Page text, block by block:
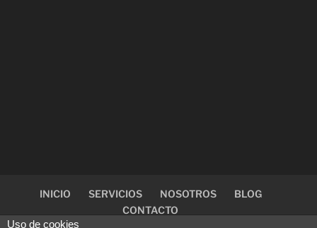
INICIO SERVICIOS NOSOTROS
BLOG
CONTACTO
Uso de cookies